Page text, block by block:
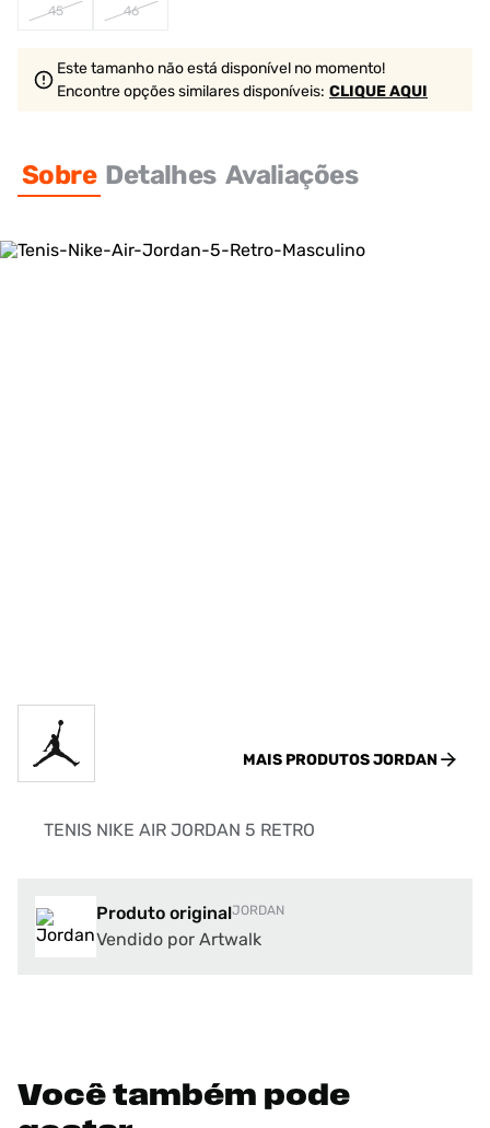
45 46
Este tamanho não está disponível no momento!
Encontre opções similaresdisponíveis: CLIQUE AQUI
Sobre Detalhes Avaliações
MAIS PRODUTOSJORDAN
TENIS NIKE AIR JORDAN 5 RETRO
Produto originalJORDAN
Vendido por Artwalk
Você também pode